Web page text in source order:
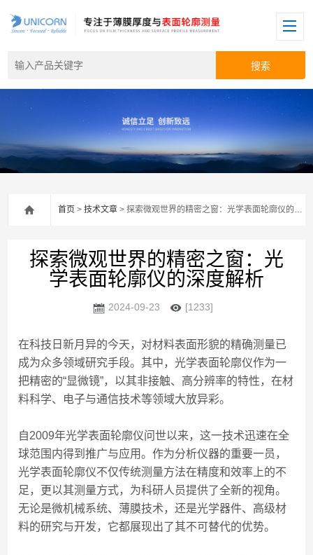
首页 >技术文章 > 探索微观世界的精密之窗：光学表面轮廓仪的深度解析
探索微观世界的精密之窗：光
学表面轮廓仪的深度解析
2024-09-23 [1233]
在科技日新月异的今天，对材料表面形貌的精确测量已
成为众多领域研究手段。其中，光学表面轮廓仪作为一
把精密的“显微镜”，以其非接触、高分辨率的特性，在材
料科学、电子与通信技术等领域大放异彩。
自2009年光学表面轮廓仪问世以来，这一技术迅速在全
球范围内得到推广与应用。作为分析仪器的重要一员，
光学表面轮廓仪不仅传统测量方法在精度和效率上的不
足，更以其测量方式，为科研人员提供了全新的视角。
无论是微机械系统、薄膜技术，还是光学器件、高级材
料的研究与开发，它都展现出了其不可替代的优势。